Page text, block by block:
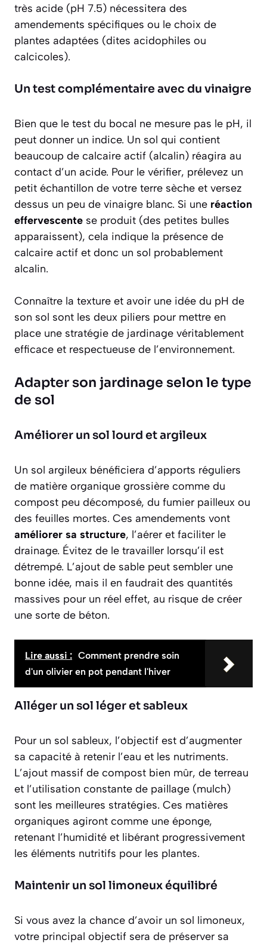
très acide (pH 7.5) nécessitera des
amendements spécifiques ou le choix de
plantes adaptées (dites acidophiles ou
calcicoles).
Un test complémentaire avec du vinaigre
Bien que le test du bocal ne mesure pas le pH, il
peut donner un indice. Un sol qui contient
beaucoup de calcaire actif (alcalin) réagira au
contact d’un acide. Pour le vérifier, prélevez un
petit échantillon de votre terre sèche et versez
dessus un peu de vinaigre blanc. Si une réaction
effervescente se produit (des petites bulles
apparaissent), cela indique la présence de
calcaire actif et donc un sol probablement
alcalin.
Connaître la texture et avoir une idée du pH de
son sol sont les deux piliers pour mettre en
place une stratégie de jardinage véritablement
efficace et respectueuse de l’environnement.
Adapter son jardinage selon le type
de sol
Améliorer un sol lourd et argileux
Un sol argileux bénéficiera d’apports réguliers
de matière organique grossière comme du
compost peu décomposé, du fumier pailleux ou
des feuilles mortes. Ces amendements vont
améliorer sa structure, l’aérer et faciliter le
drainage. Évitez de le travailler lorsqu’il est
détrempé. L’ajout de sable peut sembler une
bonne idée, mais il en faudrait des quantités
massives pour un réel effet, au risque de créer
une sorte de béton.
Lire aussi : Comment prendre soin
d'un olivier en pot pendant l'hiver
Alléger un sol léger et sableux
Pour un sol sableux, l’objectif est d’augmenter
sa capacité à retenir l’eau et les nutriments.
L’ajout massif de compost bien mûr, de terreau
et l’utilisation constante de paillage (mulch)
sont les meilleures stratégies. Ces matières
organiques agiront comme une éponge,
retenant l’humidité et libérant progressivement
les éléments nutritifs pour les plantes.
Maintenir un sol limoneux équilibré
Si vous avez la chance d’avoir un sol limoneux,
votre principal objectif sera de préserver sa